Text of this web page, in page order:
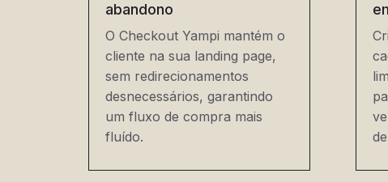
abandono
O Checkout Yampi mantém o
cliente na sua landing page,
sem redirecionamentos
desnecessários, garantindo
um fluxo de compra mais
fluído.